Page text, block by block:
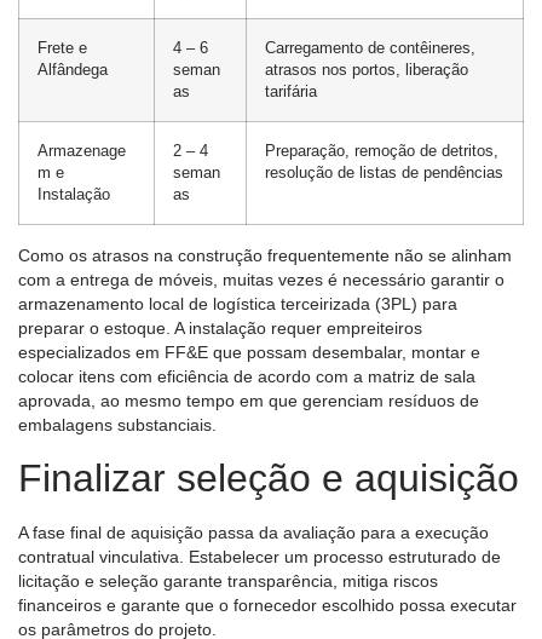
Frete e
Alfândega
4 – 6
seman
as
Carregamento de contêineres,
atrasos nos portos, liberação
tarifária
Armazenage
m e
Instalação
2 – 4
seman
as
Preparação, remoção de detritos,
resolução de listas de pendências
Como os atrasos na construção frequentemente não se alinham
com a entrega de móveis, muitas vezes é necessário garantir o
armazenamento local de logística terceirizada (3PL) para
preparar o estoque. A instalação requer empreiteiros
especializados em FF&E que possam desembalar, montar e
colocar itens com eficiência de acordo com a matriz de sala
aprovada, ao mesmo tempo em que gerenciam resíduos de
embalagens substanciais.
Finalizar seleção e aquisição
A fase final de aquisição passa da avaliação para a execução
contratual vinculativa. Estabelecer um processo estruturado de
licitação e seleção garante transparência, mitiga riscos
financeiros e garante que o fornecedor escolhido possa executar
os parâmetros do projeto.